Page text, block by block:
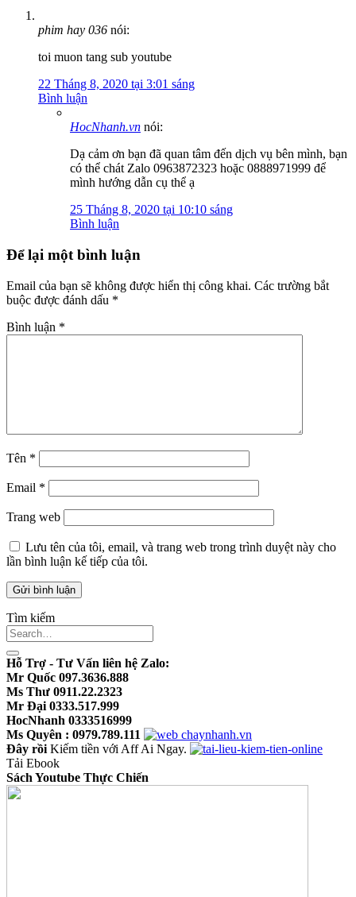
phim hay 036 nói:
toi muon tang sub youtube
22 Tháng 8, 2020 tại 3:01 sáng
Bình luận
HocNhanh.vn nói:
Dạ cảm ơn bạn đã quan tâm đến dịch vụ bên mình, bạn
có thể chát Zalo 0963872323 hoặc 0888971999 để
mình hướng dẫn cụ thể ạ
25 Tháng 8, 2020 tại 10:10 sáng
Bình luận
Để lại một bình luận
Email của bạn sẽ không được hiển thị công khai. Các trường bắt
buộc được đánh dấu *
Bình luận *
Tên *
Email *
Trang web
Lưu tên của tôi, email, và trang web trong trình duyệt này cho
lần bình luận kế tiếp của tôi.
Tìm kiếm
Hỗ Trợ - Tư Vấn liên hệ Zalo:
Mr Quốc 097.3636.888
Ms Thư 0911.22.2323
Mr Đại 0333.517.999
HocNhanh 0333516999
Ms Quyên : 0979.789.111
Đây rồi Kiếm tiền với Aff Ai Ngay.
Tải Ebook
Sách Youtube Thực Chiến